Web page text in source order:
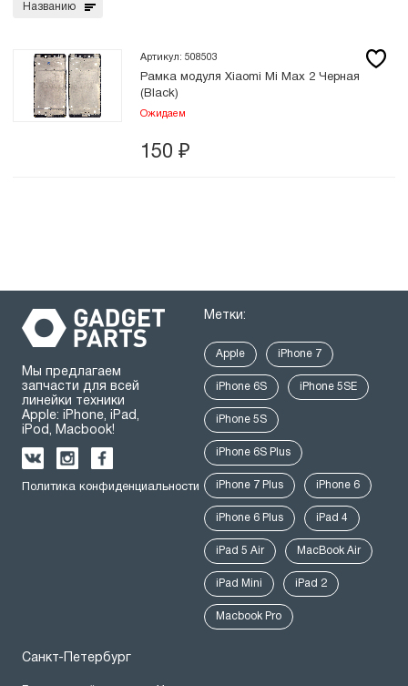
Названию
Артикул: 508503
Рамка модуля Xiaomi Mi Max 2 Черная
(Black)
Ожидаем
150 ₽
Мы предлагаем
запчасти для всей
линейки техники
Apple: iPhone, iPad,
iPod, Macbook!
Политика конфиденциальности
Метки:
Apple iPhone 7
iPhone 6S iPhone 5SE
iPhone 5S
iPhone 6S Plus
iPhone 7 Plus iPhone 6
iPhone 6 Plus iPad 4
iPad 5 Air MacBook Air
iPad Mini iPad 2
Macbook Pro
Санкт-Петербург